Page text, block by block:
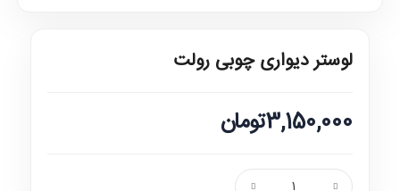
لوستر دیواری چوبی رولت
3,150,000تومان